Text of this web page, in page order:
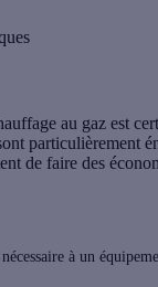
au gaz est
particulièrement
de faire des
à un